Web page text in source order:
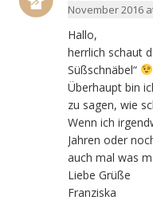
November 2016
Hallo,
herrlich schaut
Süßschnäbel“
Überhaupt bin
zu sagen, wie
Wenn ich
Jahren oder
auch mal was
Liebe Grüße
Franziska